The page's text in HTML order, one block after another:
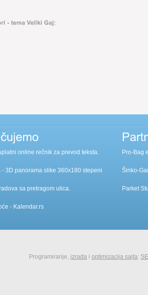
online rečnik za prevod teksta.
- 3D panorama slike 360x180 stepeni
sa pretragom ulica.
- Kalendar.rs
Pro-Bag
Šinko-
Parket
Programiranje, izrada i optimizacija sajta: